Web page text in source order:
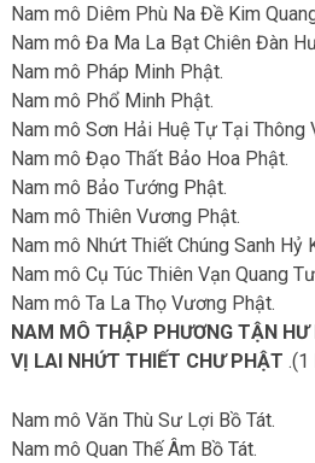
Nam mô Diêm Phù Na Đề Kim
Nam mô Đa Ma La Bạt Chiên Đàn
Nam mô Pháp Minh Phật.
Nam mô Phổ Minh Phật.
Nam mô Sơn Hải Huệ Tự Tại Thông
Nam mô Đạo Thất Bảo Hoa Phật.
Nam mô Bảo Tướng Phật.
Nam mô Thiên Vương Phật.
Nam mô Nhứt Thiết Chúng Sanh Hỷ
Nam mô Cụ Túc Thiên Vạn Quang
Nam mô Ta La Thọ Vương Phật.
NAM MÔ THẬP PHƯƠNG TẬN HƯ
VỊ LAI NHỨT THIẾT CHƯ PHẬT .(1
Nam mô Văn Thù Sư Lợi Bồ Tát.
Nam mô Quan Thế Âm Bồ Tát.